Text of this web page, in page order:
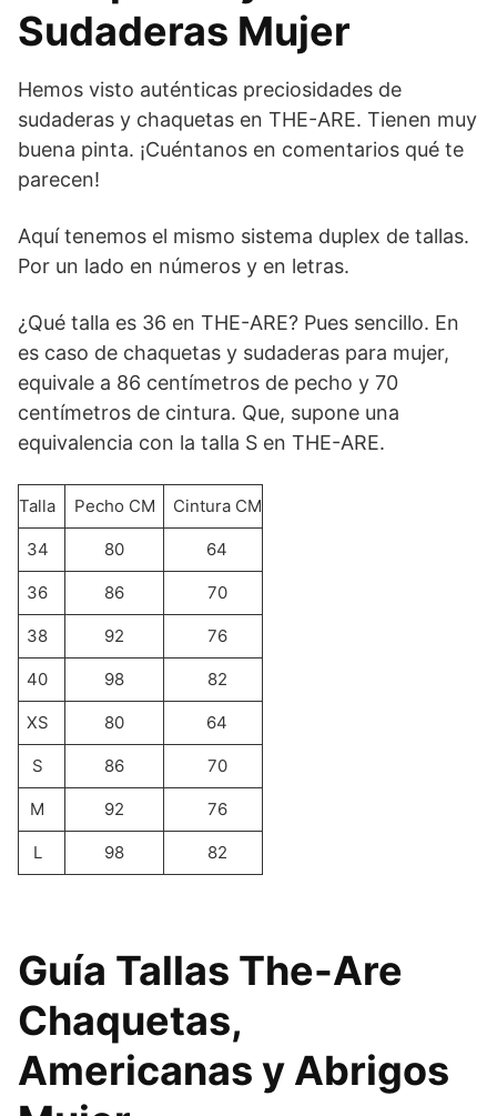
Sudaderas Mujer
Hemos visto auténticas preciosidades de
sudaderas y chaquetas en THE-ARE. Tienen muy
buena pinta. ¡Cuéntanos en comentarios qué te
parecen!
Aquí tenemos el mismo sistema duplex de tallas.
Por un lado en números y en letras.
¿Qué talla es 36 en THE-ARE? Pues sencillo. En
es caso de chaquetas y sudaderas para mujer,
equivale a 86 centímetros de pecho y 70
centímetros de cintura. Que, supone una
equivalencia con la talla S en THE-ARE.
Talla Pecho CM Cintura CM
34 80 64
36 86 70
38 92 76
40 98 82
XS 80 64
S 86 70
M 92 76
L 98 82
Guía Tallas The-Are
Chaquetas,
Americanas y Abrigos